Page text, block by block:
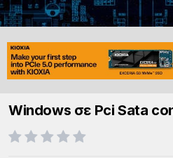
Windows σε Pci Sata